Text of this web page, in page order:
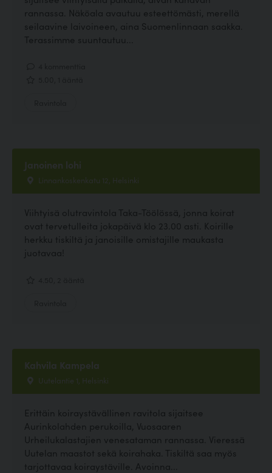
rannassa. Näköala avautuu esteettömästi, merellä
seilaavine laivoineen, aina Suomenlinnaan saakka.
Terassimme suuntautuu...
Janoinen lohi
Linnankoskenkatu 12, Helsinki
Viihtyisä olutravintola Taka-Töölössä, jonna koirat
ovat tervetulleita jokapäivä klo 23.00 asti. Koirille
herkku tiskiltä ja janoisille omistajille maukasta
juotavaa!
Kahvila Kampela
Uutelantie 1, Helsinki
Erittäin koiraystävällinen ravitola sijaitsee
Aurinkolahden perukoilla, Vuosaaren
Urheilukalastajien venesataman rannassa. Vieressä
Uutelan maastot sekä koirahaka. Tiskiltä saa myös
tarjottavaa koiraystäville. Avoinna...